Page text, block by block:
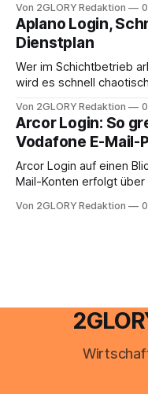
erledigen? Die kurze
aus – sobald jedoch
zusammentreffen oder
anstehen, zahlt sich
Von 2GLORY Redaktion
Aplano Login,
Dienstplan
Wer im Schichtbetrieb
wird es schnell
abwesenheiten und die
Ihr personal digital zu
erfahren Sie alles, was
brauchen, von der
Von 2GLORY Redaktion
Arcor Login: So
Vodafone E-Mail-
Arcor Login auf einen Blick Die Anmeldung für alte
Mail-Konten erfolgt
besitzt, loggt sich heute
Von 2GLORY Redaktion